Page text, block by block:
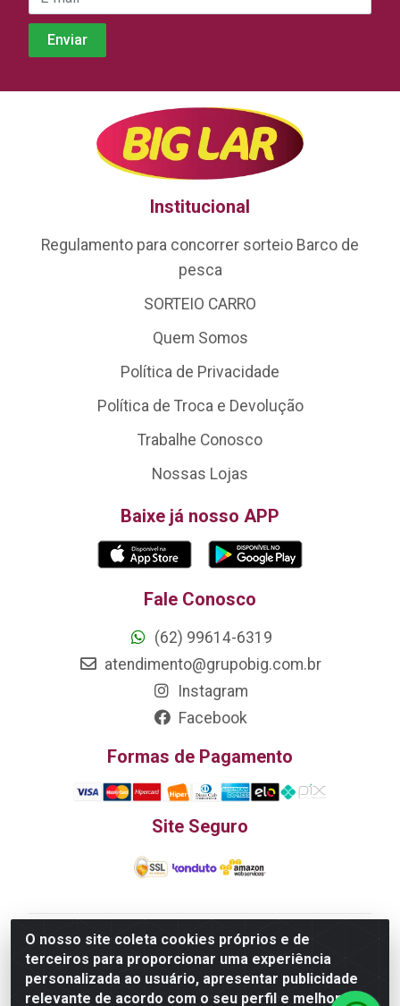
O nosso site coleta cookies próprios e de
terceiros para proporcionar uma experiência
personalizada ao usuário, apresentar publicidade
relevante de acordo com o seu perfil e melhorar a
Institucional
Regulamento para concorrer sorteio Barco de
pesca
SORTEIO CARRO
Quem Somos
Política de Privacidade
Política de Troca e Devolução
Trabalhe Conosco
Nossas Lojas
Baixe já nosso APP
Fale Conosco
(62) 99614-6319
atendimento@grupobig.com.br
Instagram
Facebook
Formas de Pagamento
Site Seguro
Edn Utilidades Domésticas Importação e Exportação
LTDA - R. Edmundo Pinto da Cunha, LT APM 06, N 133 -
Res. Luiza Monteiro, Trindade - GO, 75385-000 - CNPJ
20.758.851.0045/26